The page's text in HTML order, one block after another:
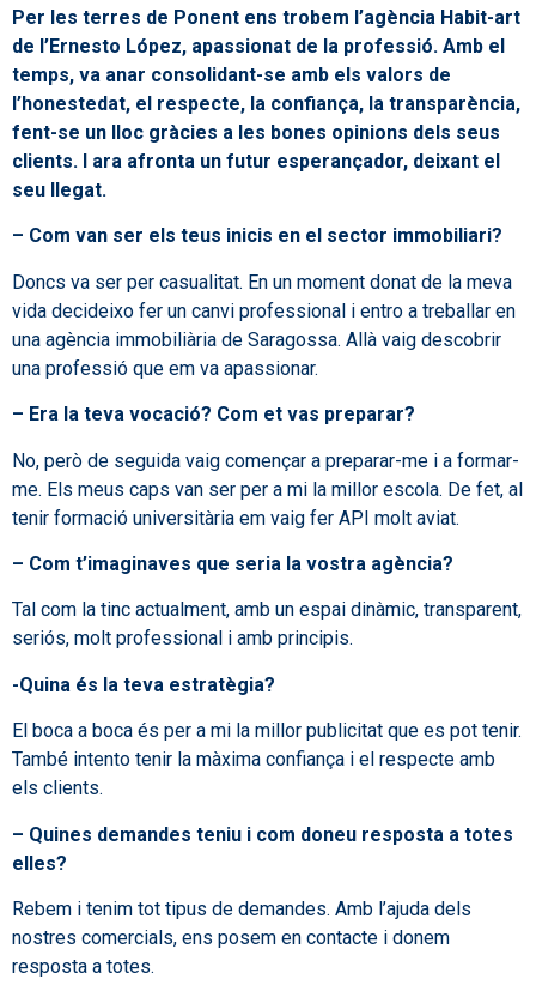
Per les terres de Ponent ens trobem l’agència Habit-art
de l’Ernesto López, apassionat de la professió. Amb el
temps, va anar consolidant-se amb els valors de
l’honestedat, el respecte, la confiança, la transparència,
fent-se un lloc gràcies a les bones opinions dels seus
clients. I ara afronta un futur esperançador, deixant el
seu llegat.
– Com van ser els teus inicis en el sector immobiliari?
Doncs va ser per casualitat. En un moment donat de la meva
vida decideixo fer un canvi professional i entro a treballar en
una agència immobiliària de Saragossa. Allà vaig descobrir
una professió que em va apassionar.
– Era la teva vocació? Com et vas preparar?
No, però de seguida vaig començar a preparar-me i a formar-
me. Els meus caps van ser per a mi la millor escola. De fet, al
tenir formació universitària em vaig fer API molt aviat.
– Com t’imaginaves que seria la vostra agència?
Tal com la tinc actualment, amb un espai dinàmic, transparent,
seriós, molt professional i amb principis.
-Quina és la teva estratègia?
El boca a boca és per a mi la millor publicitat que es pot tenir.
També intento tenir la màxima confiança i el respecte amb
els clients.
– Quines demandes teniu i com doneu resposta a totes
elles?
Rebem i tenim tot tipus de demandes. Amb l’ajuda dels
nostres comercials, ens posem en contacte i donem
resposta a totes.